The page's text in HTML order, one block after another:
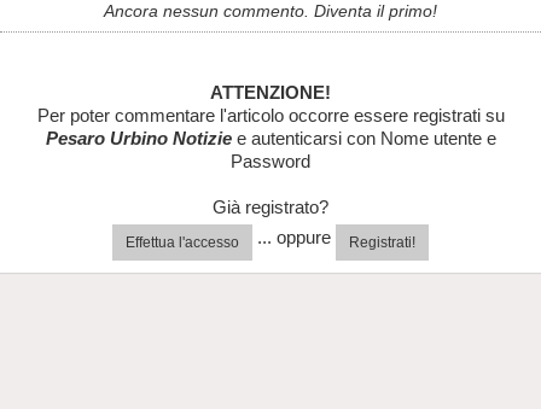
Ancora nessun commento. Diventa il primo!
ATTENZIONE!
Per poter commentare l'articolo occorre essere registrati su
Pesaro Urbino Notiziee autenticarsi con Nome utente e
Password
Già registrato?
Effettua l'accesso ... oppure Registrati!